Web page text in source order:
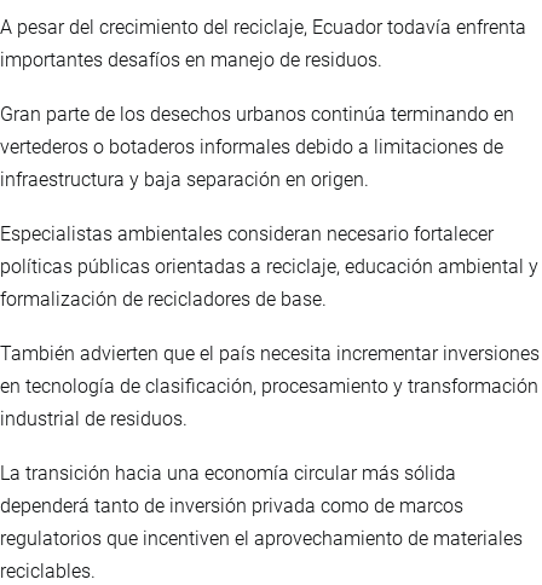
A pesar del crecimiento del reciclaje, Ecuador todavía enfrenta
importantes desafíos en manejo de residuos.
Gran parte de los desechos urbanos continúa terminando en
vertederos o botaderos informales debido a limitaciones de
infraestructura y baja separación en origen.
Especialistas ambientales consideran necesario fortalecer
políticas públicas orientadas a reciclaje, educación ambiental y
formalización de recicladores de base.
También advierten que el país necesita incrementar inversiones
en tecnología de clasificación, procesamiento y transformación
industrial de residuos.
La transición hacia una economía circular más sólida
dependerá tanto de inversión privada como de marcos
regulatorios que incentiven el aprovechamiento de materiales
reciclables.